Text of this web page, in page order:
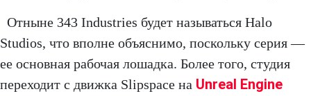
Отныне 343 Industries будет называться Halo
Studios, что вполне объяснимо, поскольку серия —
ее основная рабочая лошадка. Более того, студия
переходит с движка Slipspace на Unreal Engine